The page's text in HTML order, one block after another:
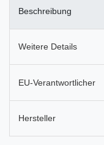
Beschreibung
Weitere Details
EU-Verantwortlicher
Hersteller